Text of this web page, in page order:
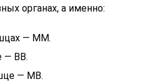
органах, а именно:
— ММ.
— ВВ.
— МВ.